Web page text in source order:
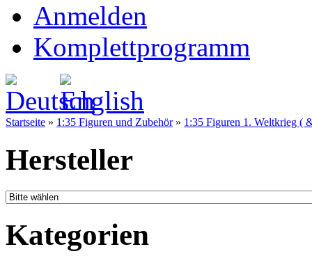
Anmelden
Komplettprogramm
Startseite » 1:35 Figuren und Zubehör» 1:35 Figuren 1. Weltkrieg (
Hersteller
Kategorien